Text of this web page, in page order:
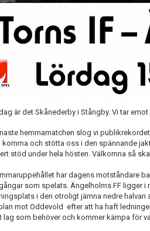
är det Skånederby i Stångby. Vi tar
hemmamatchen slog vi publikrekordet
komma och stötta oss i den spännande
stöd under hela hösten. Välkomna så
har dagens motståndare
som spelats. Ängelholms FF ligger i
i den otroligt jämna nedre halvan
mot Oddevold efter att ha haft
lag som behöver och kommer kämpa för